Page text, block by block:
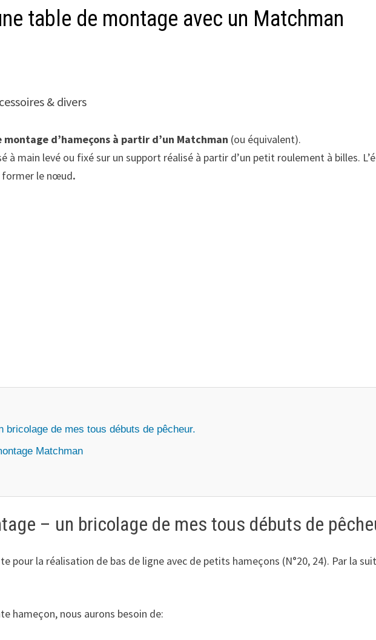
table de montage avec un Matchman
& divers
d’hameçons à partir d’un Matchman (ou équivalent).
à main levé ou fixé sur un support réalisé à partir d’un petit roulement à billes.
former le nœud.
bricolage de mes tous débuts de pêcheur.
Matchman
– un bricolage de mes tous débuts de
pour la réalisation de bas de ligne avec de petits hameçons (N°20, 24). Par la
hameçon, nous aurons besoin de: